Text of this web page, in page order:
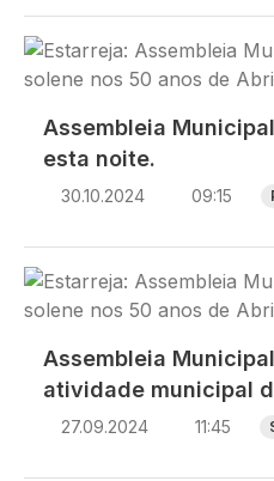
Imagem
Assembleia
esta noite.
30.10.2024 09:15
Imagem
Assembleia
atividade municipal
27.09.2024 11:45